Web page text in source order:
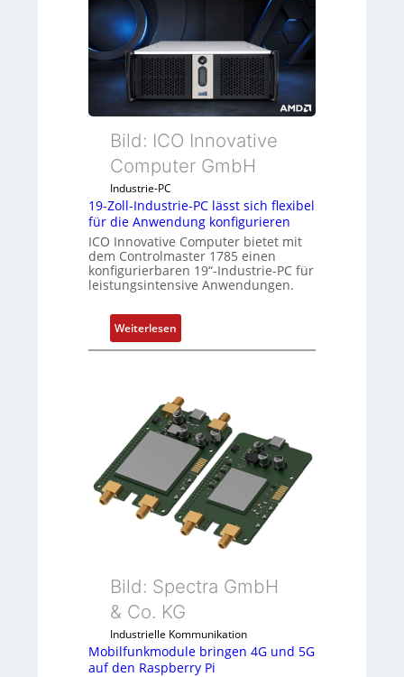
Bild: ICO Innovative
Computer GmbH
Industrie-PC
19-Zoll-Industrie-PC lässt sich flexibel
für die Anwendung konfigurieren
ICO Innovative Computer bietet mit
dem Controlmaster 1785 einen
konfigurierbaren 19“-Industrie-PC für
leistungsintensive Anwendungen.
Weiterlesen
1
Z
o
l
-
I
n
d
t
r
i
e
-
Bild: Spectra GmbH
& Co. KG
Industrielle Kommunikation
Mobilfunkmodule bringen 4G und 5G
auf den Raspberry Pi